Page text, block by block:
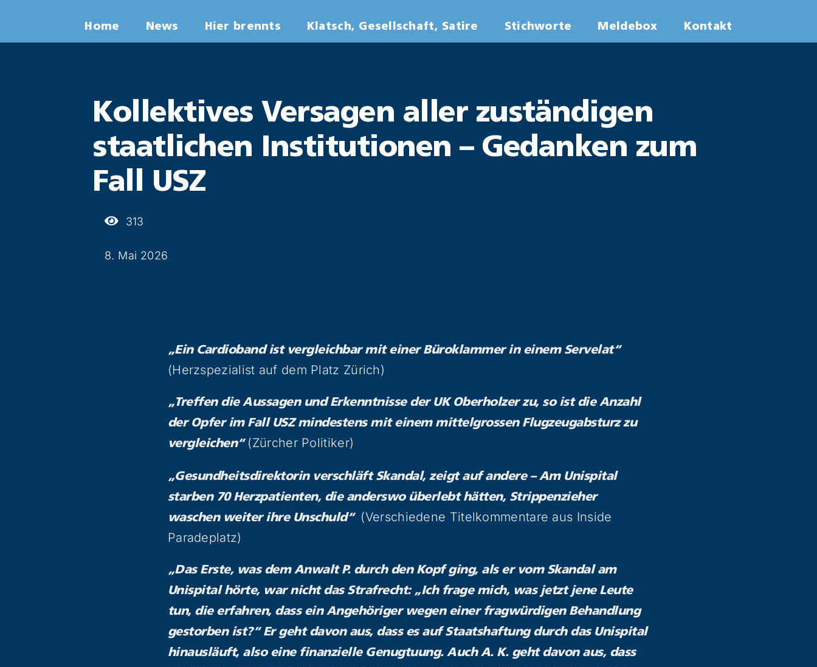
Inhalt
Home News Hier brennts Klatsch, Gesellschaft, Satire Stichworte Meldebox Kontakt
Kollektives Versagen aller zuständigen
staatlichen Institutionen – Gedanken zum
Fall USZ
313
8. Mai 2026
„Ein Cardioband ist vergleichbar mit einer Büroklammer in einem Servelat“
(Herzspezialist auf dem Platz Zürich)
„Treffen die Aussagen und Erkenntnisse der UK Oberholzer zu, so ist die Anzahl
der Opfer im Fall USZ mindestens mit einem mittelgrossen Flugzeugabsturz zu
vergleichen“ (Zürcher Politiker)
„Gesundheitsdirektorin verschläft Skandal, zeigt auf andere – Am Unispital
starben 70 Herzpatienten, die anderswo überlebt hätten, Strippenzieher
waschen weiter ihre Unschuld“ (Verschiedene Titelkommentare aus Inside
Paradeplatz)
„Das Erste, was dem Anwalt P. durch den Kopf ging, als er vom Skandal am
Unispital hörte, war nicht das Strafrecht: „Ich frage mich, was jetzt jene Leute
tun, die erfahren, dass ein Angehöriger wegen einer fragwürdigen Behandlung
gestorben ist?“ Er geht davon aus, dass es auf Staatshaftung durch das Unispital
hinausläuft, also eine finanzielle Genugtuung. Auch A. K. geht davon aus, dass